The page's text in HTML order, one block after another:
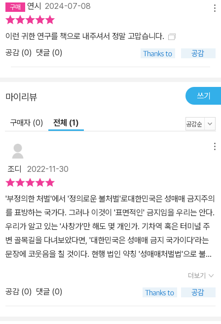
다. 그리고 이는 성매매 산업의 축소와 근절이라는 분명한 목표를 향
하고 있다.” - 황유나, 〈한국사회의 탈성매매를 위한 시작, 불처벌〉 2.
성매매처벌법은 어떻게 여성 처벌을 정당화하는가 ― 성매매 여성을
처벌하는 현실 성매매처벌법은 성구매자와 알선자를 처벌하는 근거
를 마련했다는 점에서 분명 사회적인 성과다. 이 법은 행위에 연루된
해자로 규정된 사람을 위해 별도의 법을 적용해 보호한다는 점에서도
합리적이지도 않다. “1부 성매매 여성을 처벌하는 현실”에서 필자들
매매처벌법이 어떻게 입법 취지와 멀어지고 있는지 다양한 측면에서
살펴본다. 먼저 김주희 덕성여대 교수는 성판매 여성과 성구매 남성
을 ‘동등한 행위자’로 보는 법논리에 어떤 맹점이 있는지 분석한다.
일부(26쪽)”이자 “익명으로 성시장에 진입하는 방식으로 고립되고
개별화(28쪽)”되는 여성의 성을 구매하는 행위다. 성산업이 이토록
기울어진 장 위에서 번성하는 현실을 생각했을 때, 성매매처벌법은
성매매의 사회적 조건을 탐문하기보다 ‘보호받아야 할 피해자’를 선
별하고 그 밖의 성판매자를 모두 ‘처벌받아 마땅한 자발적 성판매자
(30쪽)’로 규정한다는 점에서 문제적이다. 우리 사회가 “성매매 외에
는 생계수단이 없다”고 말하는 여성들에게 얼마나 징벌적인지 고민
연시 2024-07-08
이런 귀한 연구를 책으로 내주셔서 정말 고맙습니다.
공감 (0) 댓글 (0)
마이리뷰 쓰기
구매자 (0) 전체 (1)
조디 2022-11-30
'부정의한 처벌'에서 '정의로운 불처벌'로​대한민국은 성매매 금지주의
를 표방하는 국가다. 그러나 이것이 '표면적인' 금지임을 우리는 안다.
우리가 알고 있는 '사창가'만 해도 몇 개인가. 기차역 혹은 터미널 주
변 골목길을 다녀보았다면, '대한민국은 성매매 금지 국가이다'라는
문장에 코웃음을 칠 것이다. 현행 법인 약칭 '성매매처벌법'으로 불리
매 알선자에 대한 처벌을 규정하고 있다. 이 책에서 일관되게 문제 제
기하는 것이 바로 이 지점이다. '판매자' 여성과 '구매자' 남성을 동일
행위자로 간주하고 처벌한다는 것이 잘못되었다는 것이다. 요컨대 이
더보기
공감 (0) 댓글 (0)